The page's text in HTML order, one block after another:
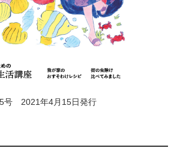
号 2021年4月15日発行